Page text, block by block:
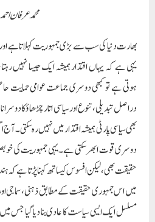
محمد عرفان احمد
بھارت دنیا کی سب سے بڑی جمہوریت کہلاتا
یہی ہے کہ یہاں اقتدار ہمیشہ ایک جیسا نہیں
ہوتی ہے تو کبھی دوسری جماعت عوامی حمایت
دراصل تبدیلی، تنوع اور سیاسی اتار چڑھاؤ کا
بھی سیاسی پارٹی ہمیشہ اقتدار میں نہیں رہ
دوسری قوت ابھر سکتی ہے۔ یہی جمہوریت کی
حقیقت بھی، لیکن افسوس کیساتھ کہنا پڑتا ہے کہ
میں اس جمہوری حقیقت کے مطابق ذہنی، سماجی اور
مسلسل ایک ایسی سیاست کا عادی بنا دیا گیا